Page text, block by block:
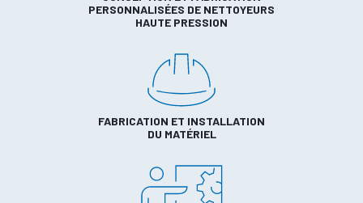
PERSONNALISÉES DE NETTOYEURS
HAUTE PRESSION
FABRICATION ET INSTALLATION
DU MATÉRIEL